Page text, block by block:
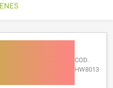
COD.
HW8013